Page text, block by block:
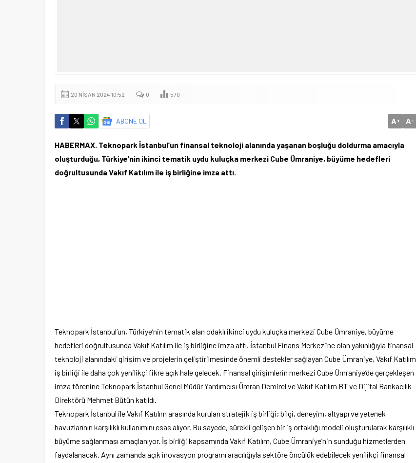
20 NISAN 2024 10:52 0 570
ABONE OL A+ A-
HABERMAX. Teknopark İstanbul’un finansal teknoloji alanında yaşanan boşluğu doldurma amacıyla
oluşturduğu, Türkiye’nin ikinci tematik uydu kuluçka merkezi Cube Ümraniye, büyüme hedefleri
doğrultusunda Vakıf Katılım ile iş birliğine imza attı.
Teknopark İstanbul’un, Türkiye’nin tematik alan odaklı ikinci uydu kuluçka merkezi Cube Ümraniye, büyüme
hedefleri doğrultusunda Vakıf Katılım ile iş birliğine imza attı. İstanbul Finans Merkezi’ne olan yakınlığıyla finansal
teknoloji alanındaki girişim ve projelerin geliştirilmesinde önemli destekler sağlayan Cube Ümraniye, Vakıf Katılım
iş birliği ile daha çok yenilikçi fikre açık hale gelecek. Finansal girişimlerin merkezi Cube Ümraniye’de gerçekleşen
imza törenine Teknopark İstanbul Genel Müdür Yardımcısı Ümran Demirel ve Vakıf Katılım BT ve Dijital Bankacılık
Direktörü Mehmet Bütün katıldı.
Teknopark İstanbul ile Vakıf Katılım arasında kurulan stratejik iş birliği; bilgi, deneyim, altyapı ve yetenek
havuzlarının karşılıklı kullanımını esas alıyor. Bu sayede, sürekli gelişen bir iş ortaklığı modeli oluşturularak karşılıklı
büyüme sağlanması amaçlanıyor. İş birliği kapsamında Vakıf Katılım, Cube Ümraniye’nin sunduğu hizmetlerden
faydalanacak. Aynı zamanda açık inovasyon programı aracılığıyla sektöre öncülük edebilecek yenilikçi finansal